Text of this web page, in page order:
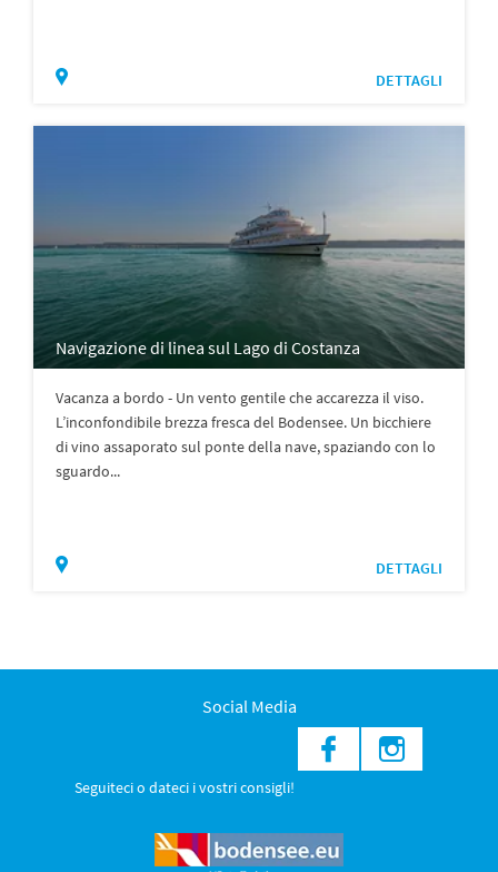
DETTAGLI
Navigazione di linea sul Lago di Costanza
Vacanza a bordo - Un vento gentile che accarezza il viso.
L’inconfondibile brezza fresca del Bodensee. Un bicchiere
di vino assaporato sul ponte della nave, spaziando con lo
sguardo...
DETTAGLI
Social Media
Seguiteci o dateci i vostri consigli!